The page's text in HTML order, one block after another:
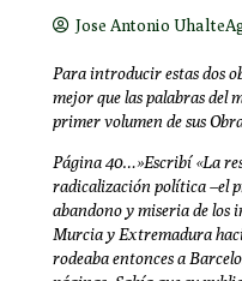
Jose Antonio Uhalte
Para introducir estas dos
mejor que las palabras del
primer volumen de sus
Página 40…»Escribí «La
radicalización política –el
abandono y miseria de los
Murcia y Extremadura
rodeaba entonces a